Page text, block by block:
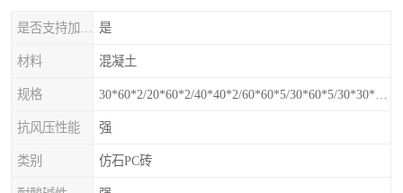
是
材料 混凝土
规格
抗风压性能 强
类别 仿石PC砖